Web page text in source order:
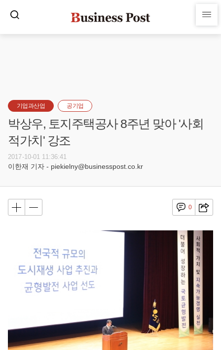
기업과산업 공기업
박상우, 토지주택공사 8주년 맞아 '사회
적가치' 강조
2017-10-01 11:36:41
이한재 기자 - piekielny@businesspost.co.kr
0